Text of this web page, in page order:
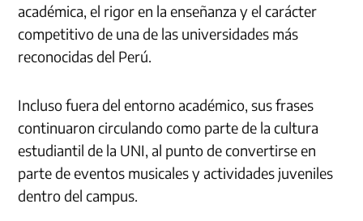
académica, el rigor en la enseñanza y el carácter
competitivo de una de las universidades más
reconocidas del Perú.
Incluso fuera del entorno académico, sus frases
continuaron circulando como parte de la cultura
estudiantil de la UNI, al punto de convertirse en
parte de eventos musicales y actividades juveniles
dentro del campus.